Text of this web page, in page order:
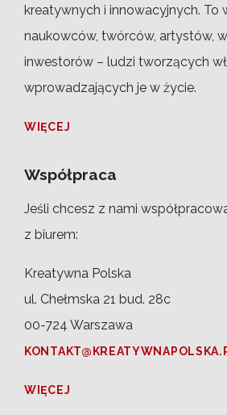
kreatywnych i innowacyjnych. To
naukowców, twórców, artystów,
inwestorów – ludzi tworzących
wprowadzających je w życie.
WIĘCEJ
Współpraca
Jeśli chcesz z nami
z biurem:
Kreatywna Polska
ul. Chełmska 21 bud. 28c
00-724 Warszawa
WIĘCEJ